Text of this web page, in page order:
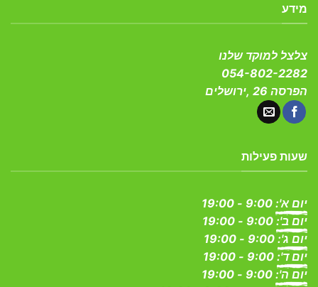
מידע
צלצל למוקד שלנו
054-802-2282
הפרסה 26 ,ירושלים
שעות פעילות
יום א':
יום ב':
יום ג':
יום ד':
יום ה':